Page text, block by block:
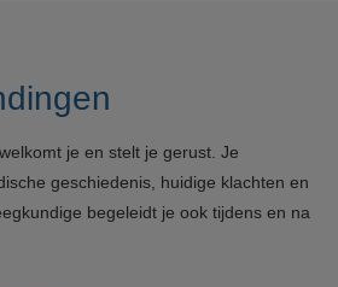
je en stelt je gerust. Je
geschiedenis, huidige klachten en
begeleidt je ook tijdens en na